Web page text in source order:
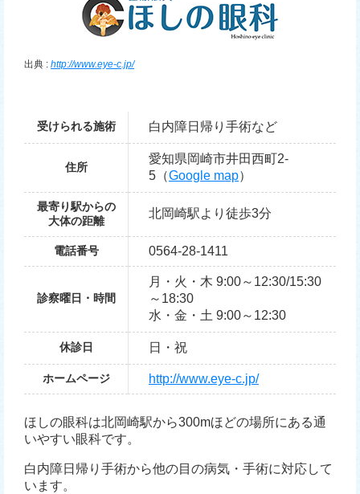
出典 : http://www.eye-c.jp/
受けられる施術 白内障日帰り手術など
住所
愛知県岡崎市井田西町2-
5（Google map）
最寄り駅からの
大体の距離
北岡崎駅より徒歩3分
電話番号 0564-28-1411
診察曜日・時間
月・火・木 9:00～12:30/15:30
～18:30
水・金・土 9:00～12:30
休診日 日・祝
ホームページ http://www.eye-c.jp/
ほしの眼科は北岡崎駅から300mほどの場所にある通
いやすい眼科です。
白内障日帰り手術から他の目の病気・手術に対応して
います。